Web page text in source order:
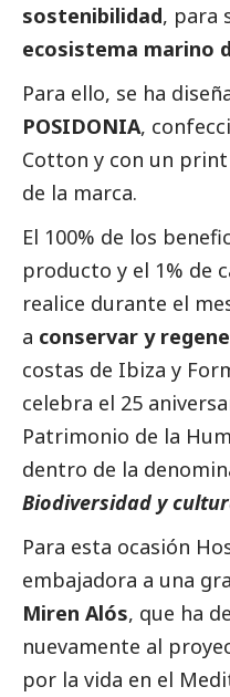
sostenibilidad, para
ecosistema marino
Para ello, se ha
POSIDONIA,
Cotton y con un
de la marca.
El 100% de los
producto y el 1% de
realice durante el
a conservar y
costas de Ibiza y
celebra el 25
Patrimonio de la
dentro de la
Biodiversidad y
Para esta ocasión
embajadora a una
Miren Alós, que ha
nuevamente al
por la vida en el